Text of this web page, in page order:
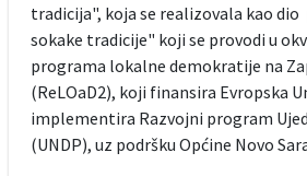
tradicija", koja se realizovala kao
sokake tradicije" koji se provodi u
programa lokalne demokratije na
(ReLOaD2), koji finansira Evropska
implementira Razvojni program
(UNDP), uz podršku Općine Novo